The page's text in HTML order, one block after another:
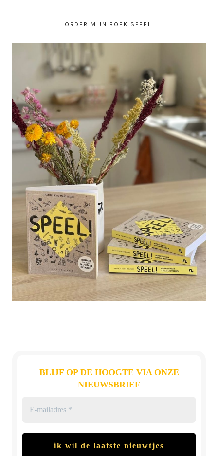
ORDER MIJN BOEK SPEEL!
BLIJF OP DE HOOGTE VIA ONZE
NIEUWSBRIEF